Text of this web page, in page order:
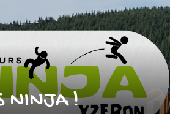
NINJA !